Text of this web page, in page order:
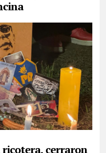
cerraron
madrugada de este lunes, el
en Avellaneda dio por
...